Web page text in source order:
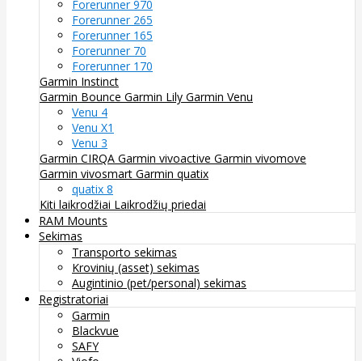
Forerunner 970
Forerunner 265
Forerunner 165
Forerunner 70
Forerunner 170
Garmin Instinct
Garmin Bounce Garmin Lily Garmin Venu
Venu 4
Venu X1
Venu 3
Garmin CIRQA Garmin vivoactive Garmin vivomove
Garmin vivosmart Garmin quatix
quatix 8
Kiti laikrodžiai Laikrodžių priedai
RAM Mounts
Sekimas
Transporto sekimas
Krovinių (asset) sekimas
Augintinio (pet/personal) sekimas
Registratoriai
Garmin
Blackvue
SAFY